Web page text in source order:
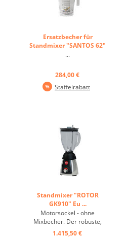
Ersatzbecher für
Standmixer "SANTOS 62"
...
...
284,00 €
Staffelrabatt
Standmixer "ROTOR
GK910" Eu ...
Motorsockel - ohne
Mixbecher. Der robuste,
gewerbliche Küchenmixer
1.415,50 €